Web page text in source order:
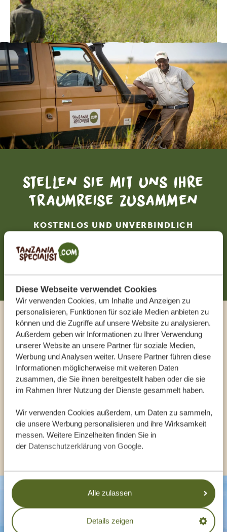
Diese Webseite verwendet Cookies
Wir verwenden Cookies, um Inhalte und Anzeigen zu
personalisieren, Funktionen für soziale Medien anbieten zu
können und die Zugriffe auf unsere Website zu analysieren.
Außerdem geben wir Informationen zu Ihrer Verwendung
unserer Website an unsere Partner für soziale Medien,
Werbung und Analysen weiter. Unsere Partner führen diese
Informationen möglicherweise mit weiteren Daten
zusammen, die Sie ihnen bereitgestellt haben oder die sie
im Rahmen Ihrer Nutzung der Dienste gesammelt haben.
Wir verwenden Cookies außerdem, um Daten zu sammeln,
die unsere Werbung personalisieren und ihre Wirksamkeit
messen. Weitere Einzelheiten finden Sie in
der Datenschutzerklärung von Google.
Alle zulassen
Details zeigen
Stellen Sie mit uns Ihre
Traumreise zusammen
KOSTENLOS UND UNVERBINDLICH
JETZT ZUSAMMENSTELLEN
Sprechen Sie mit einem
Reiseberater
UNSERE EXPERTEN HELFEN IHNEN GERN
DE:+494087407061
ANDERE LÄNDER